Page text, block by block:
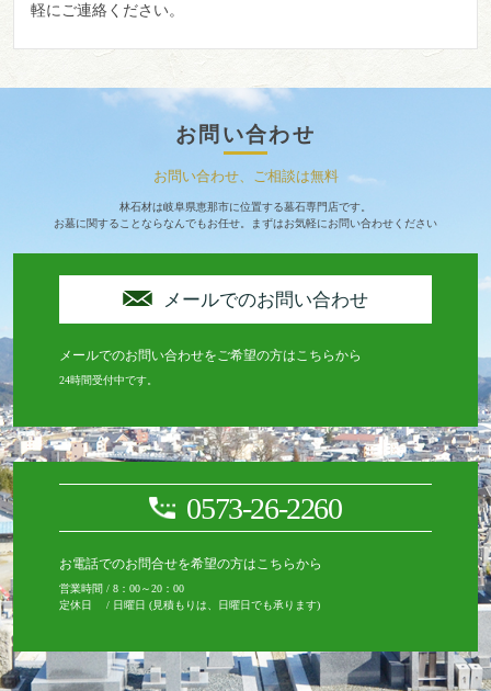
軽にご連絡ください。
お問い合わせ
お問い合わせ、ご相談は無料
林石材は岐阜県恵那市に位置する墓石専門店です。
お墓に関することならなんでもお任せ。まずはお気軽にお問い合わせください
メールでのお問い合わせ
メールでのお問い合わせをご希望の方はこちらから
24時間受付中です。
0573-26-2260
お電話でのお問合せを希望の方はこちらから
営業時間 / 8：00～20：00
定休日 / 日曜日 (見積もりは、日曜日でも承ります)